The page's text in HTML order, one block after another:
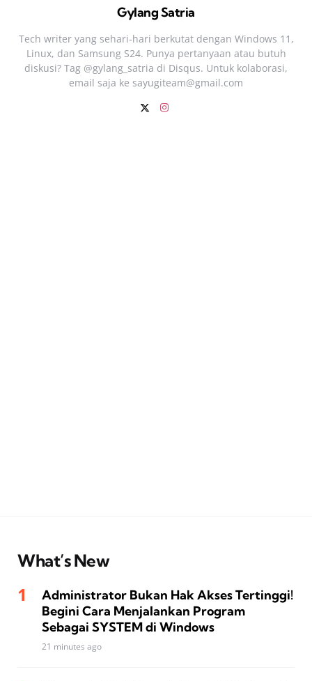
Gylang Satria
Tech writer yang sehari‑hari berkutat dengan Windows 11,
Linux, dan Samsung S24. Punya pertanyaan atau butuh
diskusi? Tag @gylang_satria di Disqus. Untuk kolaborasi,
email saja ke sayugiteam@gmail.com
What’s New
Administrator Bukan Hak Akses Tertinggi!
Begini Cara Menjalankan Program
Sebagai SYSTEM di Windows
21 minutes ago